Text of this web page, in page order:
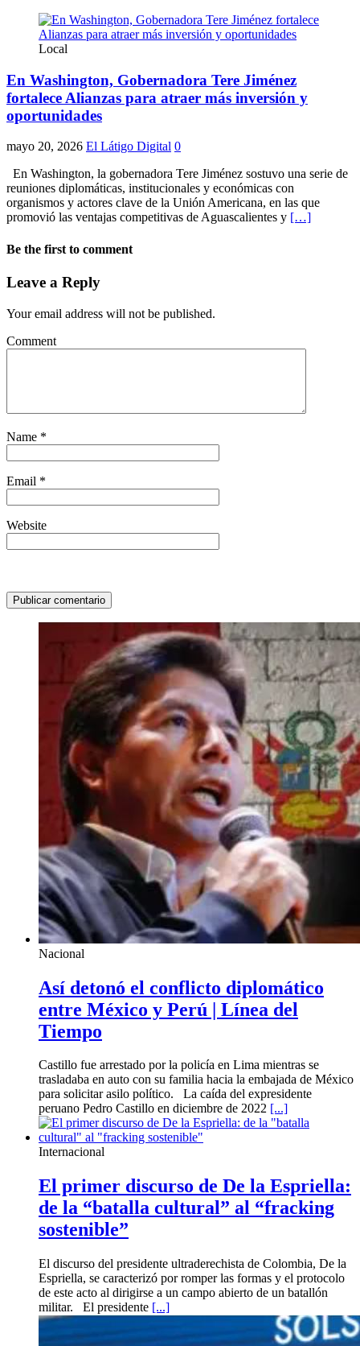
Local
En Washington, Gobernadora Tere Jiménez
fortalece Alianzas para atraer más inversión y
oportunidades
mayo 20, 2026 El Látigo Digital 0
En Washington, la gobernadora Tere Jiménez sostuvo una serie de
reuniones diplomáticas, institucionales y económicas con
organismos y actores clave de la Unión Americana, en las que
promovió las ventajas competitivas de Aguascalientes y […]
Be the first to comment
Leave a Reply
Your email address will not be published.
Comment
Name *
Email *
Website
Nacional
Así detonó el conflicto diplomático
entre México y Perú | Línea del
Tiempo
Castillo fue arrestado por la policía en Lima mientras se
trasladaba en auto con su familia hacia la embajada de México
para solicitar asilo político. La caída del expresidente
peruano Pedro Castillo en diciembre de 2022 [...]
Internacional
El primer discurso de De la Espriella:
de la “batalla cultural” al “fracking
sostenible”
El discurso del presidente ultraderechista de Colombia, De la
Espriella, se caracterizó por romper las formas y el protocolo
de este acto al dirigirse a un campo abierto de un batallón
militar. El presidente [...]